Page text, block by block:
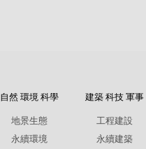
自然 環境 科學
地景生態
永續環境
建築 科技 軍事
工程建設
永續建築